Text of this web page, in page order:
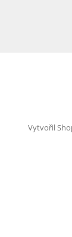
Vytvořil